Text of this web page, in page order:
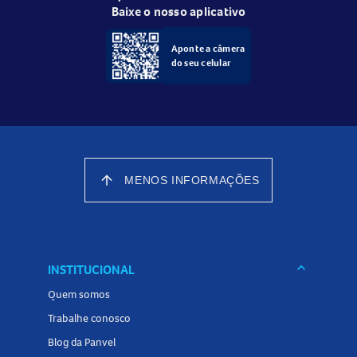
Baixe o nosso aplicativo
Aponte a câmera
do seu celular
arrow_upward MENOS INFORMAÇÕES
INSTITUCIONAL keyboard_arrow_down
Quem somos
Trabalhe conosco
Blog da Panvel